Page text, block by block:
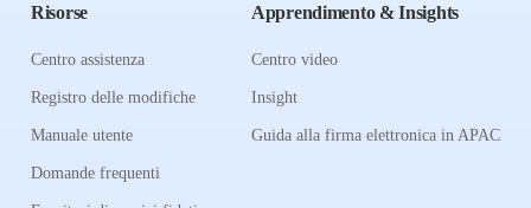
Risorse
Centro assistenza
Registro delle modifiche
Manuale utente
Domande frequenti
Apprendimento & Insights
Centro video
Insight
Guida alla firma elettronica in APAC